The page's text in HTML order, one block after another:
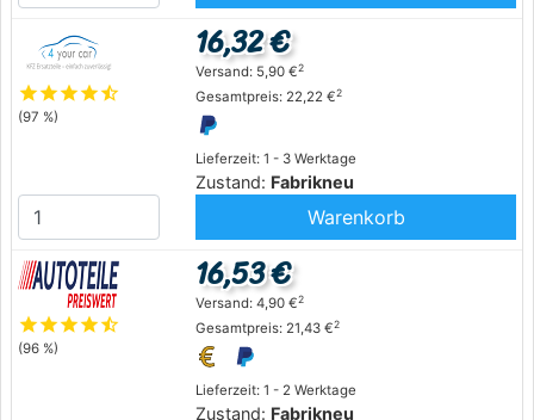
starstarstarstarstar_half
(97 %)
Lieferzeit: 1 - 3 Werktage
Zustand: Fabrikneu
16,32 €
Versand: 5,90 €2
Gesamtpreis: 22,22 €2
Warenkorb
starstarstarstarstar_half
(96 %)
Lieferzeit: 1 - 2 Werktage
Zustand: Fabrikneu
16,53 €
Versand: 4,90 €2
Gesamtpreis: 21,43 €2